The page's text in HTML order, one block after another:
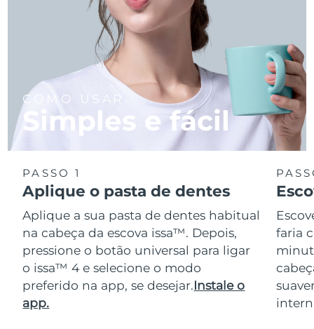
COMO USAR
Simples e fácil
PASSO 1
Aplique o pasta de dentes
Aplique a sua pasta de dentes habitual
na cabeça da escova issa™. Depois,
pressione o botão universal para ligar
o issa™ 4 e selecione o modo
preferido na app, se desejar.Instale o
app.
faria